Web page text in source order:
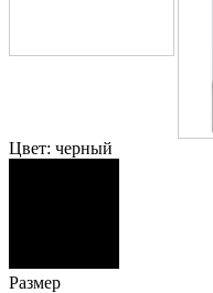
Цвет: черный
Размер